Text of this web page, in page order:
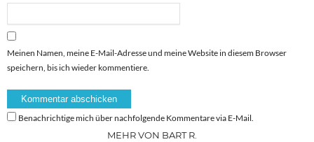
Meinen Namen, meine E-Mail-Adresse und meine Website in diesem Browser
speichern, bis ich wieder kommentiere.
Benachrichtige mich über nachfolgende Kommentare via E-Mail.
MEHR VON BART R.